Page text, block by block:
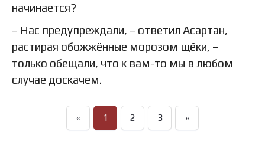
начинается?
– Нас предупреждали, – ответил Асартан,
растирая обожжённые морозом щёки, –
только обещали, что к вам-то мы в любом
случае доскачем.
« 1 2 3 »